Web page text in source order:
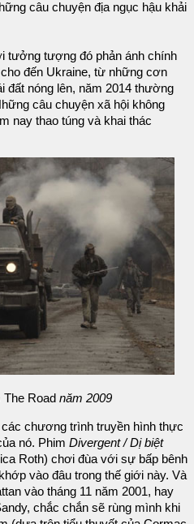
câu chuyện địa ngục hậu khải
tưởng tượng đó phản ánh chính
đến Ukraine, từ những cơn
đất nóng lên, năm 2014 thường
câu chuyện xã hội không
nay thao túng và khai thác
The Road năm 2009
chương trình truyền hình thực
nó. Phim Divergent / Dị biệt
Roth) chơi đùa với sự bấp bênh
vào đâu trong thế giới này. Và
vào tháng 11 năm 2001, hay
chắc chắn sẽ rùng mình khi